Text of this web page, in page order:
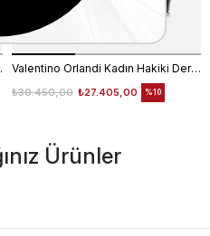
Çantası Valentino Orlandi Kadın Hakiki Deri Siyah Omuz Çantası
₺27.405,00
₺30.450,00 %10
Ürünler